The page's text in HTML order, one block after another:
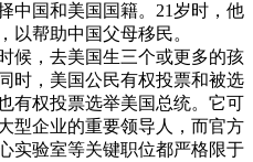
中国和美国国籍。21岁时，他
以帮助中国父母移民。
候，去美国生三个或更多的孩
时，美国公民有权投票和被选
有权投票选举美国总统。它可
型企业的重要领导人，而官方
实验室等关键职位都严格限于